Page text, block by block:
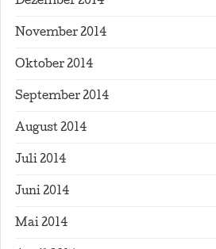
November 2014
Oktober 2014
September 2014
August 2014
Juli 2014
Juni 2014
Mai 2014